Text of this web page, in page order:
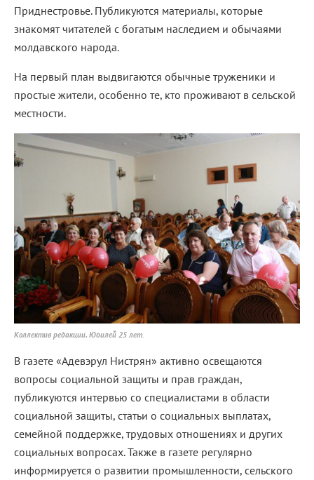
Приднестровье. Публикуются материалы, которые
знакомят читателей с богатым наследием и обычаями
молдавского народа.
На первый план выдвигаются обычные труженики и
простые жители, особенно те, кто проживают в сельской
местности.
Коллектив редакции. Юбилей 25 лет.
В газете «Адевэрул Нистрян» активно освещаются
вопросы социальной защиты и прав граждан,
публикуются интервью со специалистами в области
социальной защиты, статьи о социальных выплатах,
семейной поддержке, трудовых отношениях и других
социальных вопросах. Также в газете регулярно
информируется о развитии промышленности, сельского